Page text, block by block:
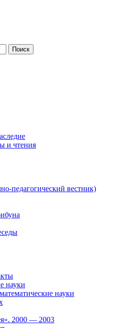
и чтения
педагогический вестник)
науки
науки
2000 — 2003